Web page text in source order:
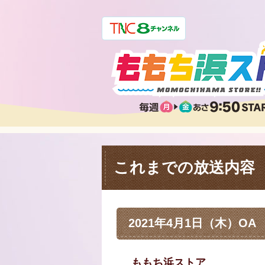
これまでの放送内容
2021年4月1日（木）OA
ももち浜ストア